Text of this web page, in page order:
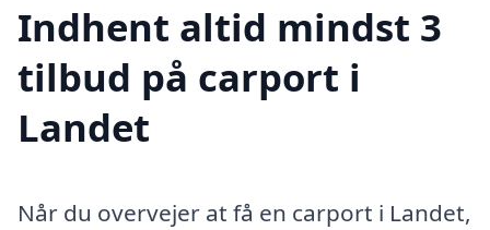
Indhent altid mindst 3
tilbud på carport i
Landet
Når du overvejer at få en carport i Landet,